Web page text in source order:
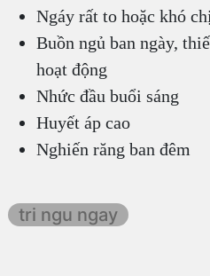
Ngáy rất to hoặc khó
Buồn ngủ ban ngày,
hoạt động
Nhức đầu buổi sáng
Huyết áp cao
Nghiến răng ban đêm
tri ngu ngay